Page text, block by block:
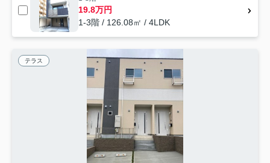
19.8万円
1-3階 / 126.08㎡ / 4LDK
テラス